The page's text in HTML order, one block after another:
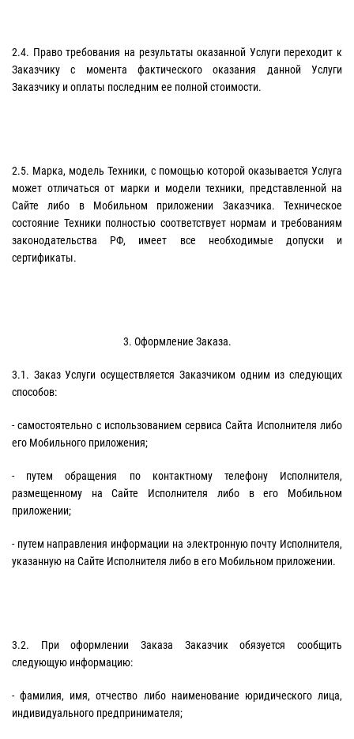
2.4. Право требования на результаты оказанной Услуги переходит к
Заказчику с момента фактического оказания данной Услуги
Заказчику и оплаты последним ее полной стоимости.
2.5. Марка, модель Техники, с помощью которой оказывается Услуга
может отличаться от марки и модели техники, представленной на
Cайте либо в Мобильном приложении Заказчика. Техническое
состояние Техники полностью соответствует нормам и требованиям
законодательства РФ, имеет все необходимые допуски и
сертификаты.
3. Оформление Заказа.
3.1. Заказ Услуги осуществляется Заказчиком одним из следующих
способов:
- самостоятельно с использованием сервиса Сайта Исполнителя либо
его Мобильного приложения;
- путем обращения по контактному телефону Исполнителя,
размещенному на Сайте Исполнителя либо в его Мобильном
приложении;
- путем направления информации на электронную почту Исполнителя,
указанную на Сайте Исполнителя либо в его Мобильном приложении.
3.2. При оформлении Заказа Заказчик обязуется сообщить
следующую информацию:
- фамилия, имя, отчество либо наименование юридического лица,
индивидуального предпринимателя;